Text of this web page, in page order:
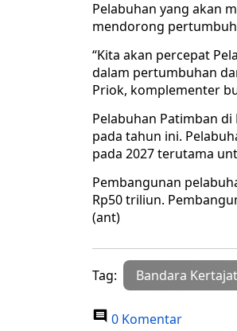
Pelabuhan yang akan
mendorong
“Kita akan percepat
dalam pertumbuhan
Priok, komplementer
Pelabuhan Patimban
pada tahun ini.
pada 2027 terutama
Pembangunan
Rp50 triliun.
(ant)
Tag: Bandara
0 Komentar